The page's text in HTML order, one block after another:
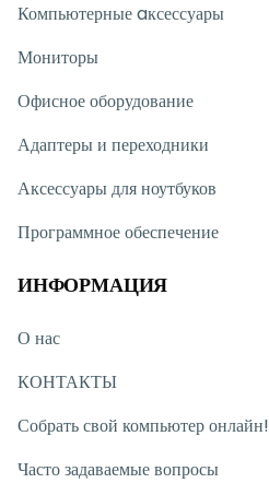
Компьютерные aксессуары
Мониторы
Офисное оборудование
Адаптеры и переходники
Аксессуары для ноутбуков
Программное обеспечение
ИНФОРМАЦИЯ
О нас
КОНТАКТЫ
Собрать свой компьютер онлайн!
Часто задаваемые вопросы